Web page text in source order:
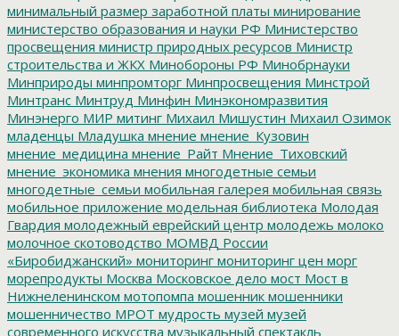
минимальный размер заработной платы минирование
министерство образования и науки РФ Министерство
просвещения министр природных ресурсов Министр
строительства и ЖКХ Минобороны РФ Минобрнауки
Минприроды минпромторг Минпросвещения Минстрой
Минтранс Минтруд Минфин Минэкономразвития
Минэнерго МИР митинг Михаил Мишустин Михаил Озимок
младенцы Младушка мнение мнение_Кузовин
мнение_медицина мнение_Райт Мнение_Тиховский
мнение_экономика мнения многодетные семьи
многодетные_семьи мобильная галерея мобильная связь
мобильное приложение модельная библиотека Молодая
Гвардия молодежный еврейский центр молодежь молоко
молочное скотоводство МОМВД России
«Биробиджанский» мониторинг мониторинг цен морг
морепродукты Москва Московское дело мост Мост в
Нижнеленинском мотопомпа мошенник мошенники
мошенничество МРОТ мудрость музей музей
современного искусства музыкальный спектакль